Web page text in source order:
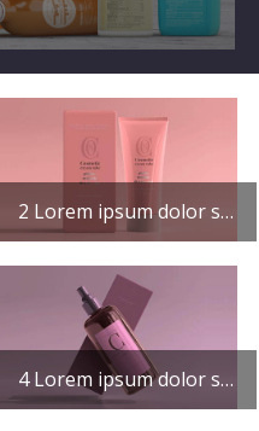
2 Lorem ipsum dolor sit amet consectetur adipisicing elit. Maxime mollitia, molestiae quas vel sint commodi repudiandae consequuntur voluptatum laborum numquam blanditiis harum quisquam
4 Lorem ipsum dolor sit amet consectetur adipisicing elit. Maxime mollitia, molestiae quas vel sint commodi repudiandae consequuntur voluptatum laborum numquam blanditiis harum quisquam